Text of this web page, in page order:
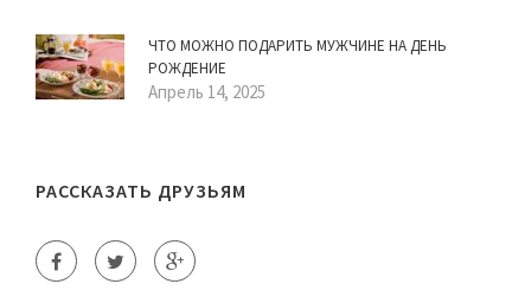
ЧТО МОЖНО ПОДАРИТЬ МУЖЧИНЕ НА ДЕНЬ
РОЖДЕНИЕ
Апрель 14, 2025
РАССКАЗАТЬ ДРУЗЬЯМ